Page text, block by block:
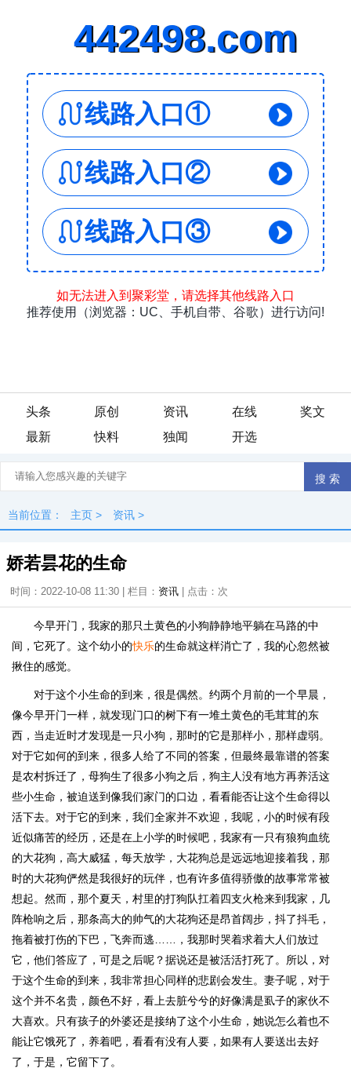
头条 原创 资讯 在线
奖文
最新
快料 独闻 开选
当前位置： 主页 > 资讯 >
娇若昙花的生命
时间：2022-10-08 11:30 | 栏目： 资讯 | 点击： 次
今早开门，我家的那只土黄色的小狗静静地平躺在马路的中
间，它死了。这个幼小的快乐的生命就这样消亡了，我的心忽然被
揪住的感觉。
对于这个小生命的到来，很是偶然。约两个月前的一个早晨，
像今早开门一样，就发现门口的树下有一堆土黄色的毛茸茸的东
西，当走近时才发现是一只小狗，那时的它是那样小，那样虚弱。
对于它如何的到来，很多人给了不同的答案，但最终最靠谱的答案
是农村拆迁了，母狗生了很多小狗之后，狗主人没有地方再养活这
些小生命，被迫送到像我们家门的口边，看看能否让这个生命得以
活下去。对于它的到来，我们全家并不欢迎，我呢，小的时候有段
近似痛苦的经历，还是在上小学的时候吧，我家有一只有狼狗血统
的大花狗，高大威猛，每天放学，大花狗总是远远地迎接着我，那
时的大花狗俨然是我很好的玩伴，也有许多值得骄傲的故事常常被
想起。然而，那个夏天，村里的打狗队扛着四支火枪来到我家，几
阵枪响之后，那条高大的帅气的大花狗还是昂首阔步，抖了抖毛，
拖着被打伤的下巴，飞奔而逃……，我那时哭着求着大人们放过
它，他们答应了，可是之后呢？据说还是被活活打死了。所以，对
于这个生命的到来，我非常担心同样的悲剧会发生。妻子呢，对于
这个并不名贵，颜色不好，看上去脏兮兮的好像满是虱子的家伙不
大喜欢。只有孩子的外婆还是接纳了这个小生命，她说怎么着也不
能让它饿死了，养着吧，看看有没有人要，如果有人要送出去好
了，于是，它留下了。